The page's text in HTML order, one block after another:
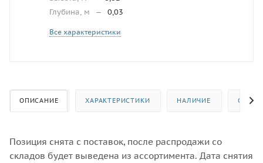
Глубина, м
— 0,03
Все характеристики
ОПИСАНИЕ ХАРАКТЕРИСТИКИ НАЛИЧИЕ
Позиция снята с поставок, после распродажи со
складов будет выведена из ассортимента. Дата снятия